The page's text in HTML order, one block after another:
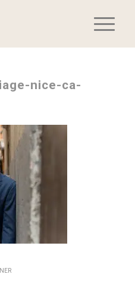
nice-ca-